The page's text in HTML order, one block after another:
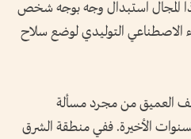
المجال استبدال وجه بوجه شخص
الاصطناعي التوليدي لوضع سلاح
العميق من مجرد مسألة
الأخيرة. ففي منطقة الشرق